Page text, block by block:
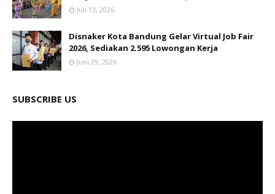
Juli 13, 2026
Disnaker Kota Bandung Gelar Virtual Job Fair
2026, Sediakan 2.595 Lowongan Kerja
Juni 29, 2026
SUBSCRIBE US